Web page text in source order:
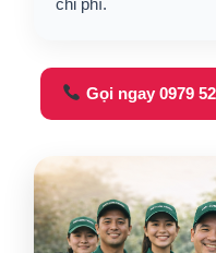
Gọi ngay 0979